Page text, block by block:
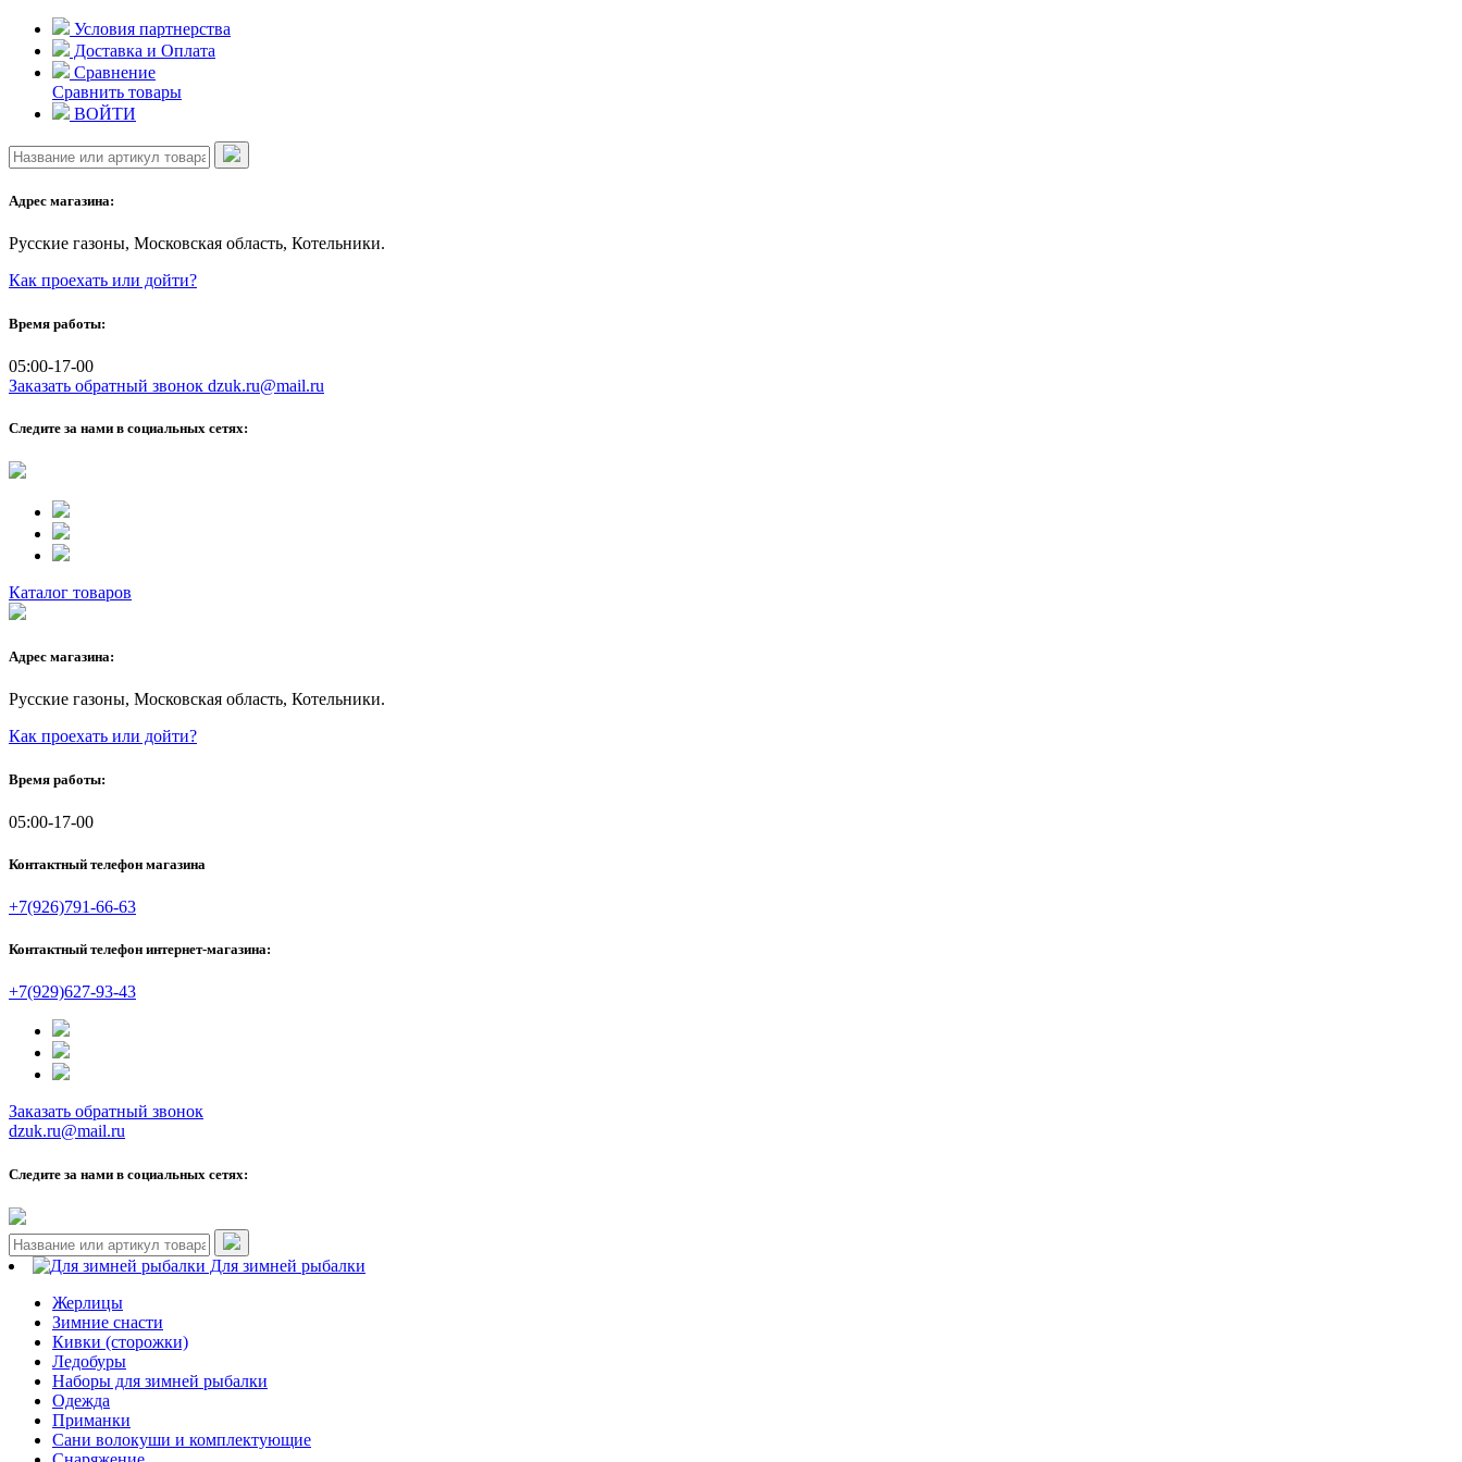
Skip
content
Условия партнерства
Доставка и Оплата
Сравнение
Сравнить товары
ВОЙТИ
Адрес магазина:
Русские газоны, Московская область, Котельники.
Как проехать или дойти?
Время работы:
05:00-17-00
Заказать обратный звонок dzuk.ru@mail.ru
Следите за нами в социальных сетях:
Каталог товаров
Адрес магазина:
Русские газоны, Московская область, Котельники.
Как проехать или дойти?
Время работы:
05:00-17-00
Контактный телефон магазина
+7(926)791-66-63
Контактный телефон интернет-магазина:
+7(929)627-93-43
Заказать обратный звонок
dzuk.ru@mail.ru
Следите за нами в социальных сетях:
Для зимней рыбалки
Жерлицы
Зимние снасти
Кивки (сторожки)
Ледобуры
Наборы для зимней рыбалки
Одежда
Приманки
Сани волокуши и комплектующие